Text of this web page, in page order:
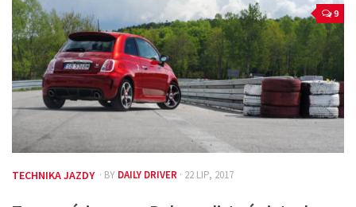
9
TECHNIKA JAZDY · BY DAILY DRIVER · 22 LIP, 2017